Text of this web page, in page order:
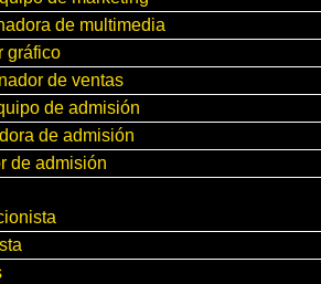
de multimedia
gráfico
de ventas
de admisión
de admisión
de admisión